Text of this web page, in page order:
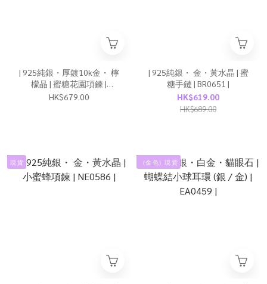
| 925純銀・厚鍍10k金・ 檸
檬晶 | 蜜糖花園項鍊 |
NE0456 |
HK$679.00
| 925純銀・ 金・黃水晶 | 蜜
糖手鏈 | BR0651 |
HK$619.00
HK$689.00
現 貨 （金 色）現 貨